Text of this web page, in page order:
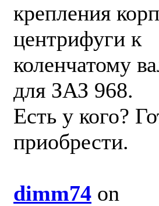
крепления
центрифуги к
коленчатому
для ЗАЗ 968.
Есть у кого?
приобрести.
dimm74 on